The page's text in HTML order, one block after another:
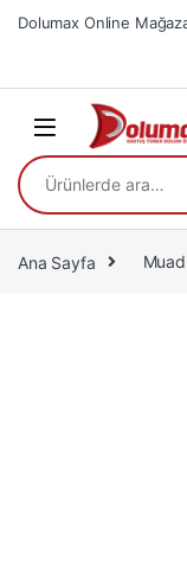
Skip to navigation
Skip to content
Dolumax Online
Ara:
Ana Sayfa